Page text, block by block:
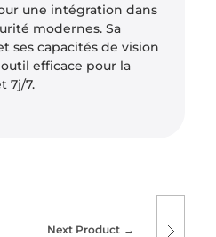
une intégration dans
modernes. Sa
ses capacités de vision
efficace pour la
7j/7.
Next Product